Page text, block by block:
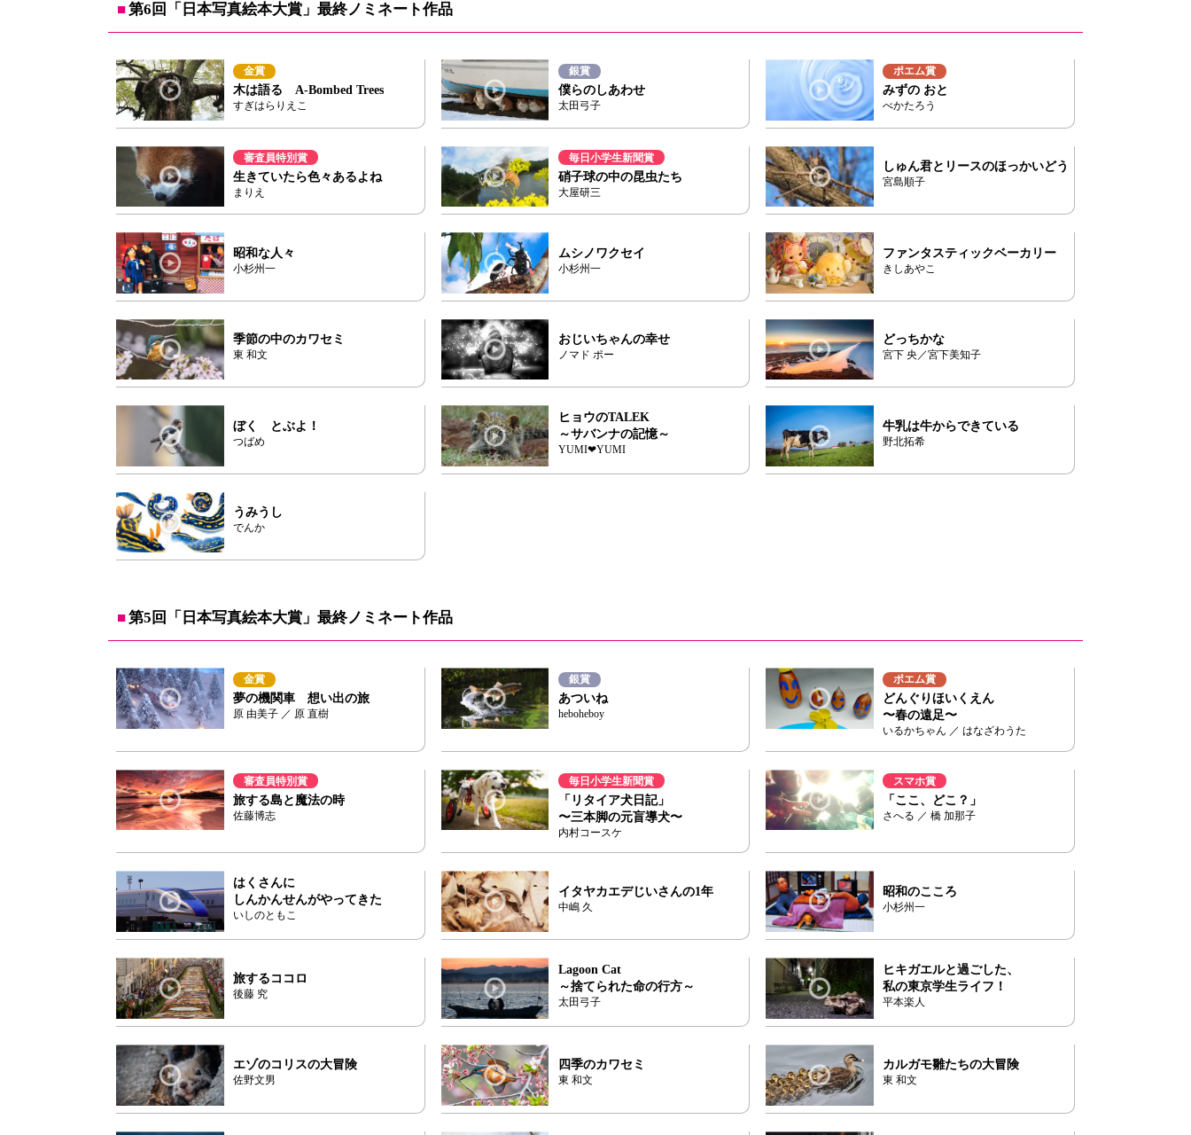
第6回「日本写真絵本大賞」最終ノミネート作品
金賞
木は語る A-Bombed Trees
すぎはらりえこ
銀賞
僕らのしあわせ
太田弓子
ポエム賞
みずの おと
べかたろう
審査員特別賞
生きていたら色々あるよね
まりえ
毎日小学生新聞賞
硝子球の中の昆虫たち
大屋研三
しゅん君とリースのほっかいどう
宮島順子
昭和な人々
小杉州一
ムシノワクセイ
小杉州一
ファンタスティックベーカリー
きしあやこ
季節の中のカワセミ
東 和文
おじいちゃんの幸せ
ノマド ポー
どっちかな
宮下 央／宮下美知子
ぼく とぶよ！
つばめ
ヒョウのTALEK
～サバンナの記憶～
YUMI❤YUMI
牛乳は牛からできている
野北拓希
うみうし
でんか
第5回「日本写真絵本大賞」最終ノミネート作品
金賞
夢の機関車 想い出の旅
原 由美子 ／ 原 直樹
銀賞
あついね
heboheboy
ポエム賞
どんぐりほいくえん
〜春の遠足〜
いるかちゃん ／ はなざわうた
審査員特別賞
旅する島と魔法の時
佐藤博志
毎日小学生新聞賞
「リタイア犬日記」
〜三本脚の元盲導犬〜
内村コースケ
スマホ賞
「ここ、どこ？」
さへる ／ 橋 加那子
はくさんに
しんかんせんがやってきた
いしのともこ
イタヤカエデじいさんの1年
中嶋 久
昭和のこころ
小杉州一
旅するココロ
後藤 究
Lagoon Cat
～捨てられた命の行方～
太田弓子
ヒキガエルと過ごした、
私の東京学生ライフ！
平本楽人
エゾのコリスの大冒険
佐野文男
四季のカワセミ
東 和文
カルガモ雛たちの大冒険
東 和文